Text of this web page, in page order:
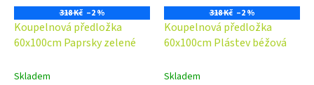
318 Kč –2 %
Koupelnová předložka
60x100cm Paprsky zelené
Skladem
318 Kč –2 %
Koupelnová předložka
60x100cm Plástev béžová
Skladem